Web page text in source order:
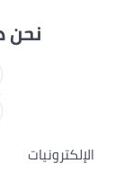
نحن
الإلكترونيات